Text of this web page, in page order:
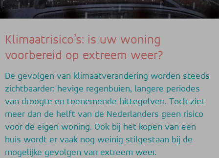
Klimaatrisico’s: is uw woning
voorbereid op extreem weer?
De gevolgen van klimaatverandering worden steeds
zichtbaarder: hevige regenbuien, langere periodes
van droogte en toenemende hittegolven. Toch ziet
meer dan de helft van de Nederlanders geen risico
voor de eigen woning. Ook bij het kopen van een
huis wordt er vaak nog weinig stilgestaan bij de
mogelijke gevolgen van extreem weer.